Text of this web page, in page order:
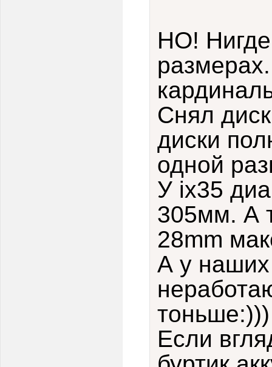
НО!
Снял
диски
одной
У ix35
305мм. А
28mm
А у
тоньше:)))
Если